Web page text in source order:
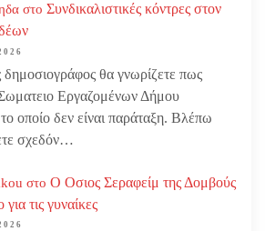
στο Συνδικαλιστικές κόντρες στον
δημοσιογράφος θα γνωρίζετε πως
Εργαζομένων Δήμου
οποίο δεν είναι παράταξη. Βλέπω
σχεδόν…
στο Ο Οσιος Σεραφείμ της Δομβούς
τις γυναίκες